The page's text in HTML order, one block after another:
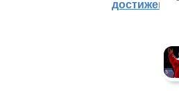
достижения